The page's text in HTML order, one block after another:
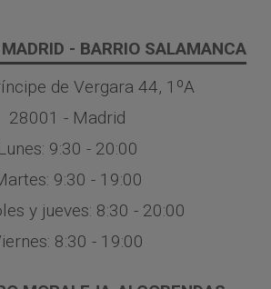
- BARRIO SALAMANCA
de Vergara 44, 1ºA
28001 - Madrid
Lunes: 9:30 - 20:00
9:30 - 19:00
y jueves: 8:30 - 20:00
8:30 - 19:00